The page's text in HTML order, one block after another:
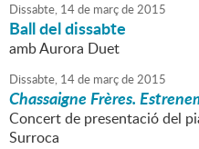
Dissabte, 14de marçde2015
Ball del dissabte
amb Aurora Duet
Dissabte, 14de marçde2015
Chassaigne Frères.
Concert de presentació del
Surroca